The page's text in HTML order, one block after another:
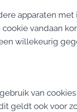
apparaten
vandaan
willekeurig
van
ook voor